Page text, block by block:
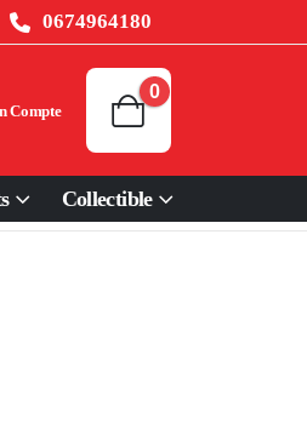
0674964180
Compte
0
Collectible